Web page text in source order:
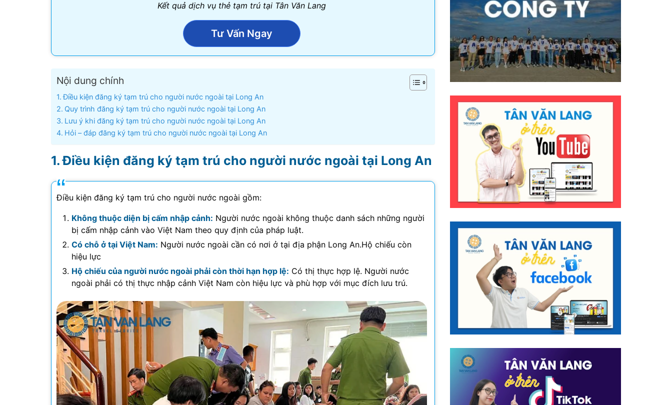
Kết quả dịch vụ thẻ tạm trú tại Tân Văn Lang
Tư Vấn Ngay
Nội dung chính
Điều kiện đăng ký tạm trú cho người nước ngoài tại Long An
Quy trình đăng ký tạm trú cho người nước ngoài tại Long An
Lưu ý khi đăng ký tạm trú cho người nước ngoài tại Long An
Hỏi – đáp đăng ký tạm trú cho người nước ngoài tại Long An
Điều kiện đăng ký tạm trú cho người nước ngoài tại Long An
Điều kiện đăng ký tạm trú cho người nước ngoài gồm:
Không thuộc diện bị cấm nhập cảnh: Người nước ngoài không thuộc danh sách những người
bị cấm nhập cảnh vào Việt Nam theo quy định của pháp luật.
Có chỗ ở tại Việt Nam: Người nước ngoài cần có nơi ở tại địa phận Long An.Hộ chiếu còn
hiệu lực
Hộ chiếu của người nước ngoài phải còn thời hạn hợp lệ: Có thị thực hợp lệ. Người nước
ngoài phải có thị thực nhập cảnh Việt Nam còn hiệu lực và phù hợp với mục đích lưu trú.